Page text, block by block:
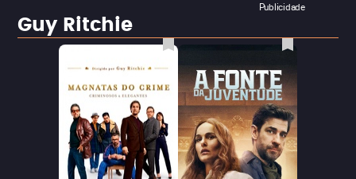
Publicidade
Guy Ritchie